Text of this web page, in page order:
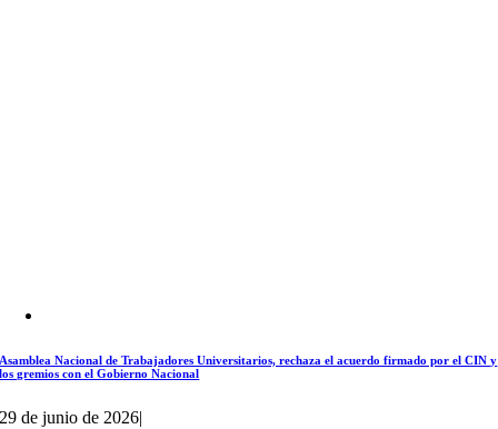
Asamblea Nacional de Trabajadores Universitarios, rechaza el acuerdo firmado por el CIN y
los gremios con el Gobierno Nacional
29 de junio de 2026|